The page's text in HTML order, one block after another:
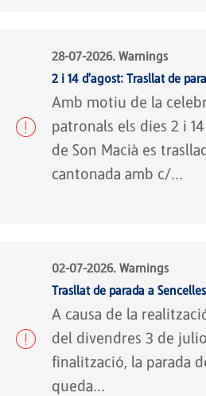
28-07-2026. Warnings
2 i 14 d'agost: Trasllat de
Amb motiu de la
patronals els dies 2 i
de Son Macià es
cantonada amb c/...
02-07-2026. Warnings
Trasllat de parada a Sencelles
A causa de la
del divendres 3 de
finalització, la parada
queda...